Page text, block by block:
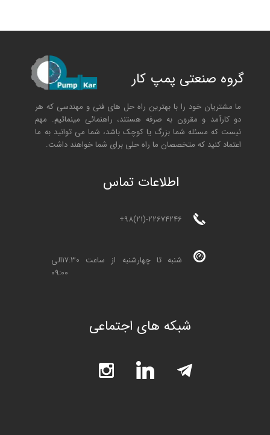
گروه صنعتی پمپ کار
ما مشتریان خود را با بهترین راه حل های فنی و مهندسی که هر
دو کارآمد و مقرون به صرفه هستند، راهنمائی مینمائیم. مهم
نیست که مسئله شما بزرگ یا کوچک باشد، شما می توانید به ما
اعتماد کنید که متخصصان ما راه حلی برای شما خواهند داشت.
اطلاعات تماس
+98(21)-22674246
شنبه تا چهارشنبه از ساعت 17:30الی
09:00
شبکه های اجتماعی